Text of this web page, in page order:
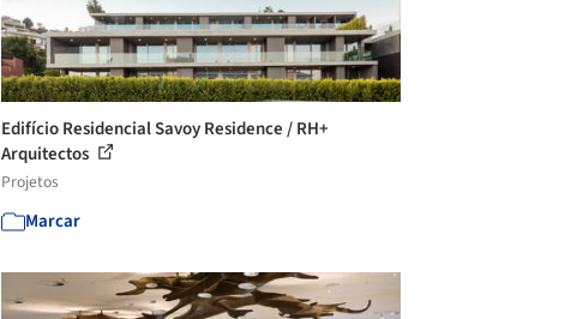
Edifício Residencial Savoy Residence / RH+
Arquitectos
Projetos
Marcar